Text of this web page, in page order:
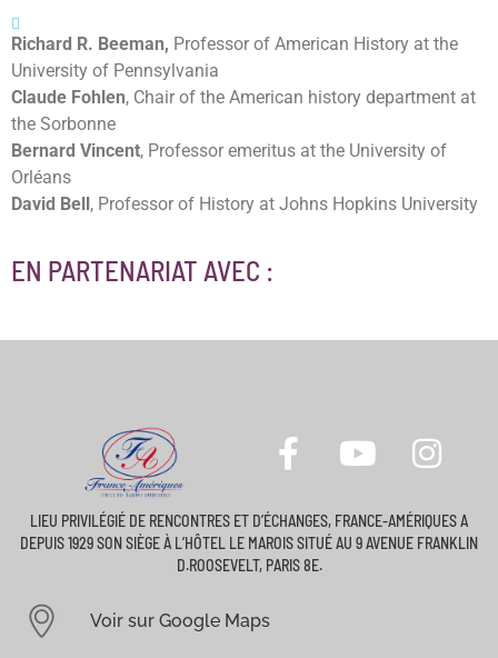
Richard R. Beeman, Professor of American History at the
University of Pennsylvania
Claude Fohlen, Chair of the American history department at
the Sorbonne
Bernard Vincent, Professor emeritus at the University of
Orléans
David Bell , Professor of History at Johns Hopkins University
EN PARTENARIAT AVEC :
LIEU PRIVILÉGIÉ DE RENCONTRES ET D’ÉCHANGES, FRANCE-AMÉRIQUES A
DEPUIS 1929 SON SIÈGE À L’HÔTEL LE MAROIS SITUÉ AU 9 AVENUE FRANKLIN
D.ROOSEVELT, PARIS 8E.
Voir sur Google Maps